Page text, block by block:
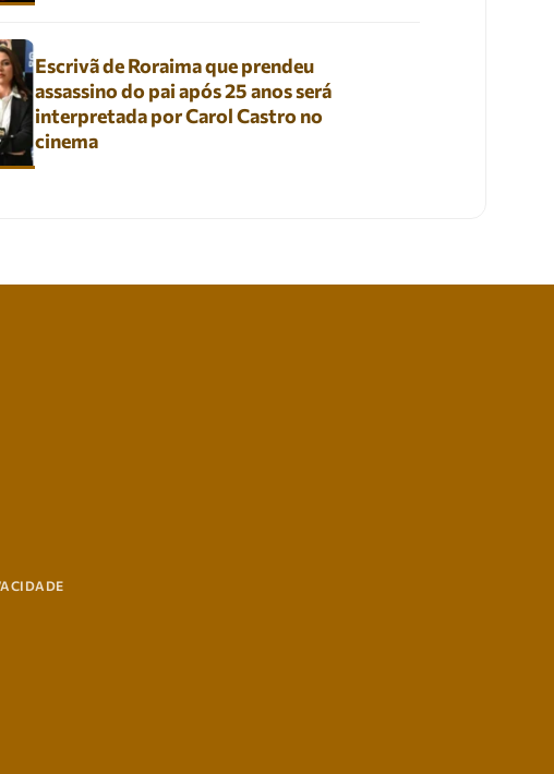
Escrivã de Roraima que prendeu
assassino do pai após 25 anos será
interpretada por Carol Castro no
cinema